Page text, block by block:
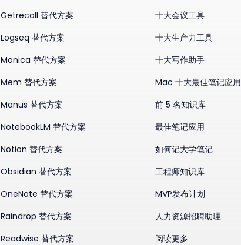
Getrecall 替代方案
Logseq 替代方案
Monica 替代方案
Mem 替代方案
Manus 替代方案
NotebookLM 替代方案
Notion 替代方案
Obsidian 替代方案
OneNote 替代方案
Raindrop 替代方案
Readwise 替代方案
十大会议工具
十大生产力工具
十大写作助手
Mac 十大最佳笔记应用
前 5 名知识库
最佳笔记应用
如何记大学笔记
工程师知识库
MVP发布计划
人力资源招聘助理
阅读更多